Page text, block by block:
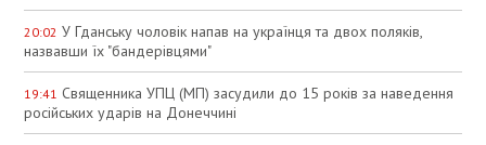
20:02 У Гданську чоловік напав на українця та двох поляків,
назвавши їх "бандерівцями"
19:41 Священника УПЦ (МП) засудили до 15 років за наведення
російських ударів на Донеччині